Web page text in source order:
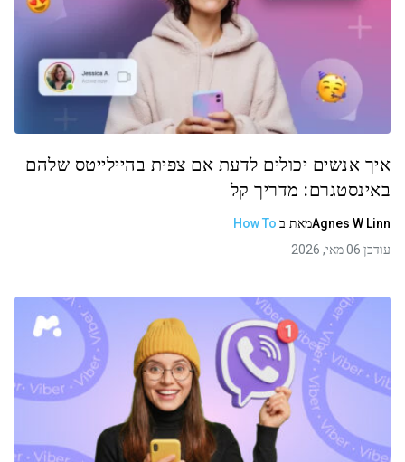
איך אנשים יכולים לדעת אם צפית בהיילייטס שלהם
באינסטגרם: מדריך קל
Agnes W Linnמאת ב How To
עודכן 06 מאי, 2026